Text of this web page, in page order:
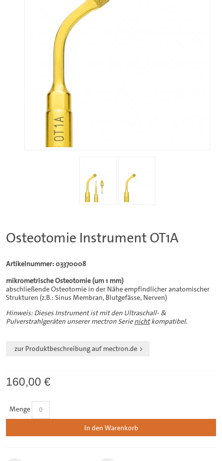
Osteotomie Instrument OT1A
Artikelnummer: 03370008
mikrometrische Osteotomie (um 1 mm)
abschließende Osteotomie in der Nähe empfindlicher anatomischer
Strukturen (z.B.: Sinus Membran, Blutgefässe, Nerven)
Hinweis: Dieses Instrument ist mit den Ultraschall- &
Pulverstrahlgeräten unserer mectron Serie nichtkompatibel.
zur Produktbeschreibung auf mectron.de
160,00 €
Menge
In den Warenkorb